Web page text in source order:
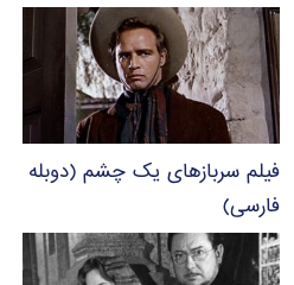
فیلم سربازهای یک چشم (دوبله
فارسی)